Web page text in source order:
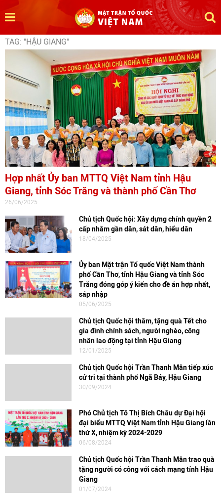
TAG: "HẬU GIANG"
Hợp nhất Ủy ban MTTQ Việt Nam tỉnh Hậu
Giang, tỉnh Sóc Trăng và thành phố Cần Thơ
26/06/2025
Chủ tịch Quốc hội: Xây dựng chính quyền 2
cấp nhằm gần dân, sát dân, hiểu dân
18/04/2025
Ủy ban Mặt trận Tổ quốc Việt Nam thành
phố Cần Thơ, tỉnh Hậu Giang và tỉnh Sóc
Trăng đóng góp ý kiến cho đề án hợp nhất,
sáp nhập
05/06/2025
Chủ tịch Quốc hội thăm, tặng quà Tết cho
gia đình chính sách, người nghèo, công
nhân lao động tại tỉnh Hậu Giang
12/01/2025
Chủ tịch Quốc hội Trần Thanh Mẫn tiếp xúc
cử tri tại thành phố Ngã Bảy, Hậu Giang
30/09/2024
Phó Chủ tịch Tô Thị Bích Châu dự Đại hội
đại biểu MTTQ Việt Nam tỉnh Hậu Giang lần
thứ X, nhiệm kỳ 2024-2029
06/08/2024
Chủ tịch Quốc hội Trần Thanh Mẫn trao quà
tặng người có công với cách mạng tỉnh Hậu
Giang
01/07/2024